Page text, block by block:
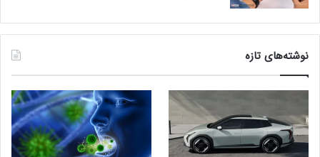
نوشته‌های تازه